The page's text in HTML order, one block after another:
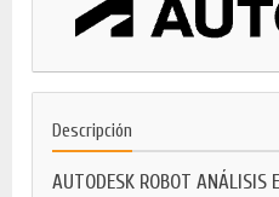
Descripción
AUTODESK ROBOT ANÁLISIS